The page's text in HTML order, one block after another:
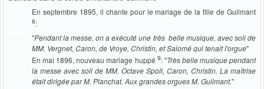
En septembre 1895, il chante pour le mariage de la fille de Guilmant
8:
"Pendant la messe, on a exécuté une très belle musique, avec soli de
MM. Vergnet, Caron, de Vroye, Christin, et Salomé qui tenait l'orgue"
En mai 1896, nouveau mariage huppé 9: "Très belle musique pendant
la messe avec soli de MM. Octave Spoll, Caron, Christin. La maîtrise
était dirigée par M. Planchat. Aux grandes orgues M. Guilmant."